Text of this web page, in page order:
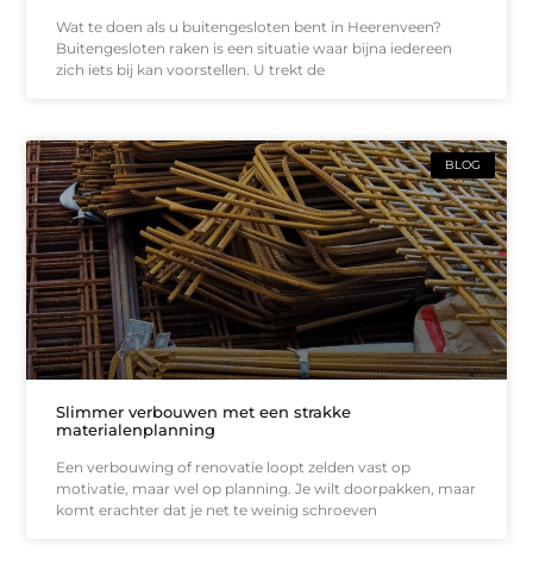
Wat te doen als u buitengesloten bent in Heerenveen?
Buitengesloten raken is een situatie waar bijna iedereen
zich iets bij kan voorstellen. U trekt de
BLOG
Slimmer verbouwen met een strakke
materialenplanning
Een verbouwing of renovatie loopt zelden vast op
motivatie, maar wel op planning. Je wilt doorpakken, maar
komt erachter dat je net te weinig schroeven